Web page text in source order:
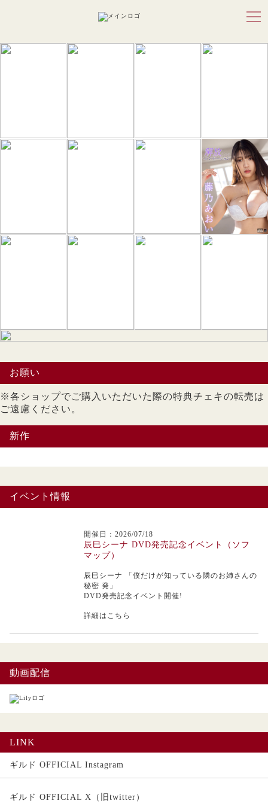
お願い
※各ショップでご購入いただいた際の特典チェキの転売は
ご遠慮ください。
新作
イベント情報
開催日：2026/07/18
辰巳シーナ DVD発売記念イベント（ソフ
マップ）
辰巳シーナ
「僕だけが知っている隣のお姉さんの
秘密 発」
DVD発売記念イベント開催!
詳細はこちら
動画配信
LINK
ギルド OFFICIAL Instagram
ギルド OFFICIAL X（旧twitter）